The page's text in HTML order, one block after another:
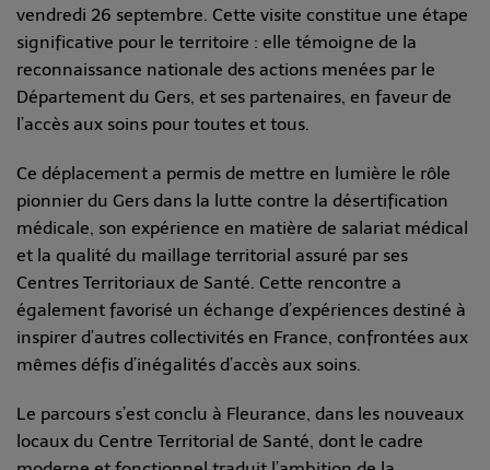
vendredi 26 septembre. Cette visite constitue une étape
significative pour le territoire : elle témoigne de la
reconnaissance nationale des actions menées par le
Département du Gers, et ses partenaires, en faveur de
l’accès aux soins pour toutes et tous.
Ce déplacement a permis de mettre en lumière le rôle
pionnier du Gers dans la lutte contre la désertification
médicale, son expérience en matière de salariat médical
et la qualité du maillage territorial assuré par ses
Centres Territoriaux de Santé. Cette rencontre a
également favorisé un échange d’expériences destiné à
inspirer d’autres collectivités en France, confrontées aux
mêmes défis d’inégalités d’accès aux soins.
Le parcours s’est conclu à Fleurance, dans les nouveaux
locaux du Centre Territorial de Santé, dont le cadre